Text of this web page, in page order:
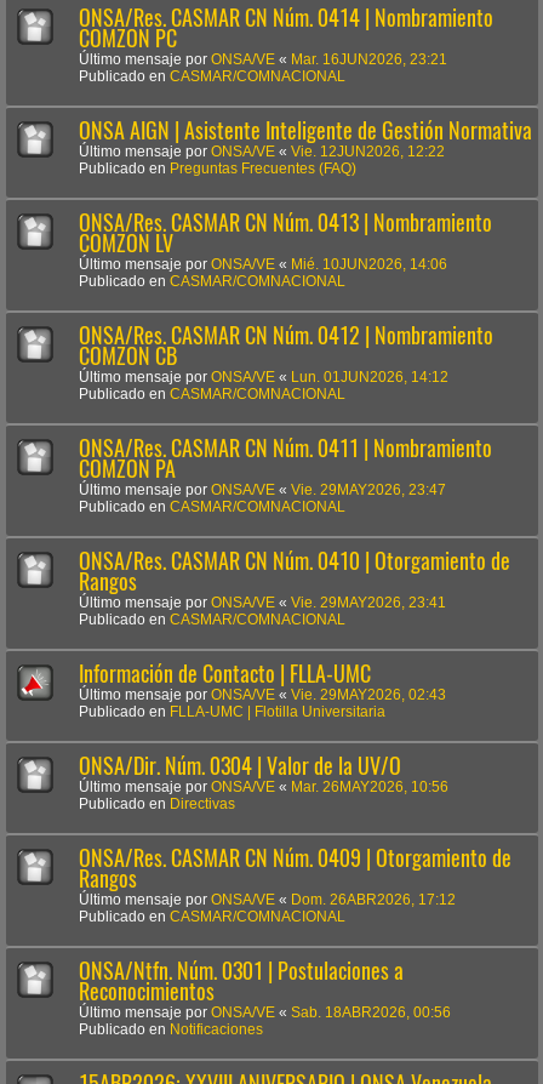
ONSA/Res. CASMAR CN Núm. 0414 | Nombramiento
COMZON PC
Último mensaje por ONSA/VE « Mar. 16JUN2026, 23:21
Publicado en CASMAR/COMNACIONAL
ONSA AIGN | Asistente Inteligente de Gestión Normativa
Último mensaje por ONSA/VE « Vie. 12JUN2026, 12:22
Publicado en Preguntas Frecuentes (FAQ)
ONSA/Res. CASMAR CN Núm. 0413 | Nombramiento
COMZON LV
Último mensaje por ONSA/VE « Mié. 10JUN2026, 14:06
Publicado en CASMAR/COMNACIONAL
ONSA/Res. CASMAR CN Núm. 0412 | Nombramiento
COMZON CB
Último mensaje por ONSA/VE «
Lun. 01JUN2026, 14:12
Publicado en CASMAR/COMNACIONAL
ONSA/Res. CASMAR CN Núm. 0411 | Nombramiento
COMZON PA
Último mensaje por ONSA/VE « Vie. 29MAY2026, 23:47
Publicado en CASMAR/COMNACIONAL
ONSA/Res. CASMAR CN Núm. 0410 | Otorgamiento de
Rangos
Último mensaje por ONSA/VE « Vie. 29MAY2026, 23:41
Publicado en CASMAR/COMNACIONAL
Información de Contacto | FLLA-UMC
Último mensaje por ONSA/VE « Vie. 29MAY2026, 02:43
Publicado en FLLA-UMC | Flotilla Universitaria
ONSA/Dir. Núm. 0304 | Valor de la UV/O
Último mensaje por ONSA/VE « Mar. 26MAY2026, 10:56
Publicado en Directivas
ONSA/Res. CASMAR CN Núm. 0409 | Otorgamiento de
Rangos
Último mensaje por ONSA/VE « Dom. 26ABR2026, 17:12
Publicado en CASMAR/COMNACIONAL
ONSA/Ntfn. Núm. 0301 | Postulaciones a
Reconocimientos
Último mensaje por ONSA/VE « Sab. 18ABR2026, 00:56
Publicado en Notificaciones